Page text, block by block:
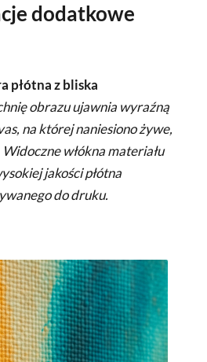
dodatkowe
płótna z bliska
obrazu ujawnia wyraźną
na której naniesiono żywe,
włókna materiału
jakości płótna
do druku.